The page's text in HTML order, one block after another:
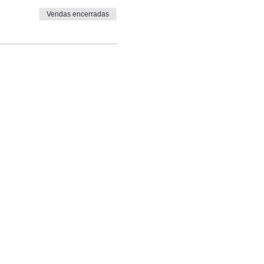
Vendas encerradas